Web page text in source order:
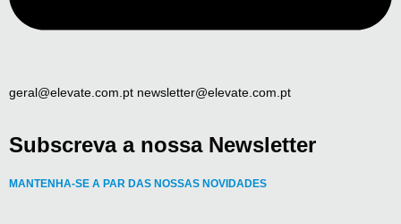
geral@elevate.com.pt newsletter@elevate.com.pt
Subscreva a nossa Newsletter
MANTENHA-SE A PAR DAS NOSSAS NOVIDADES